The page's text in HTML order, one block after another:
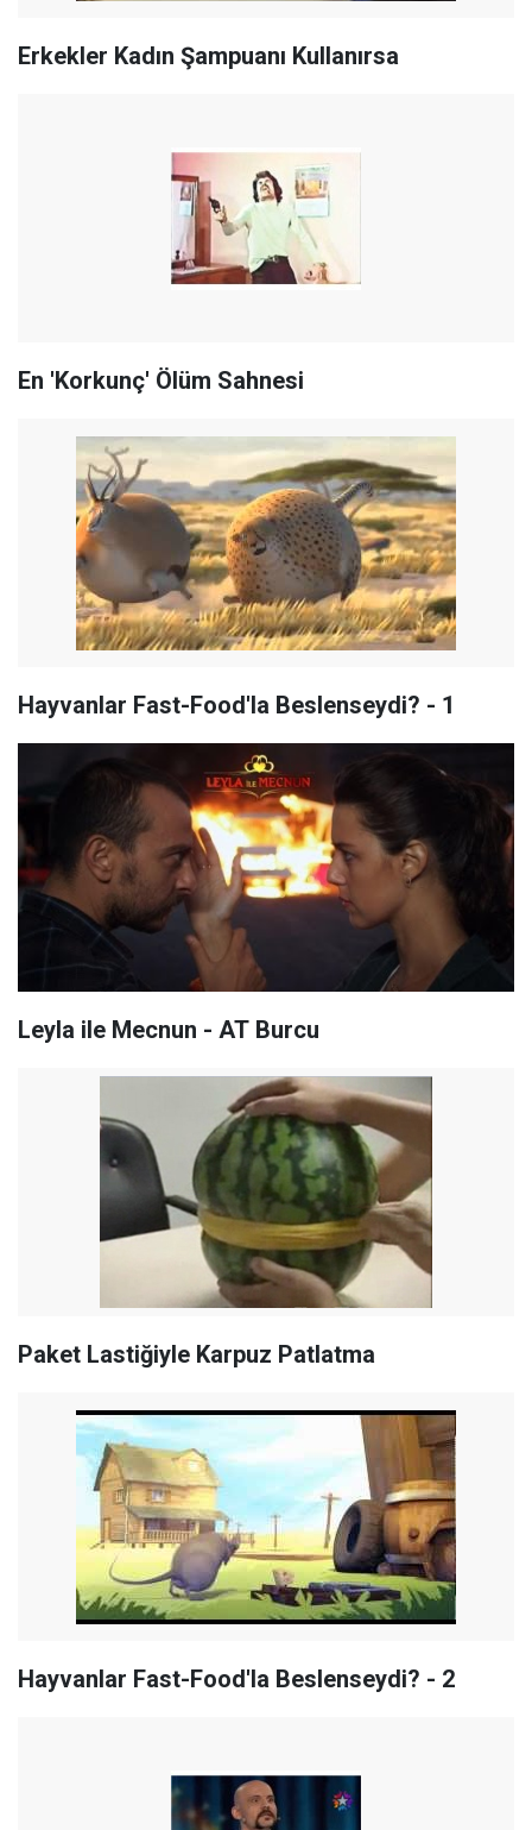
Erkekler Kadın Şampuanı Kullanırsa
En 'Korkunç' Ölüm Sahnesi
Hayvanlar Fast-Food'la Beslenseydi? - 1
Leyla ile Mecnun - AT Burcu
Paket Lastiğiyle Karpuz Patlatma
Hayvanlar Fast-Food'la Beslenseydi? - 2